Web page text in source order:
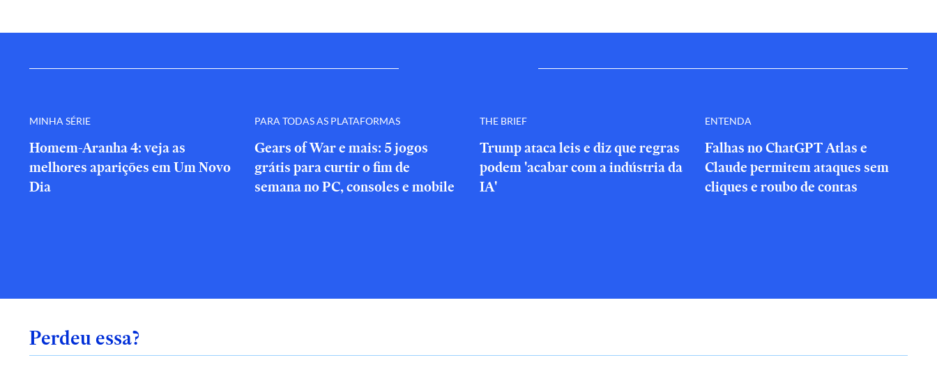
MINHA SÉRIE
Homem-Aranha 4: veja as
melhores aparições em Um Novo
Dia
PARA TODAS AS PLATAFORMAS
Gears of War e mais: 5 jogos
grátis para curtir o fim de
semana no PC, consoles e mobile
THE BRIEF
Trump ataca leis e diz que regras
podem 'acabar com a indústria da
IA'
ENTENDA
Falhas no ChatGPT Atlas e
Claude permitem ataques sem
cliques e roubo de contas
Perdeu essa?